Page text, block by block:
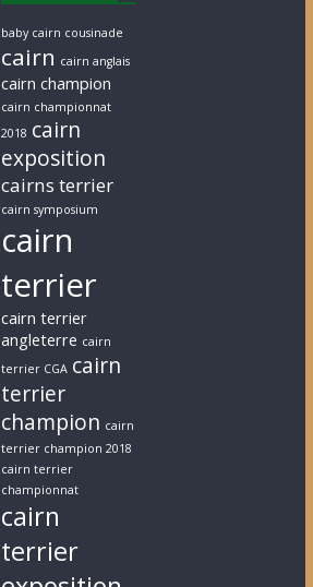
baby cairn cousinade
cairn cairn anglais
cairn champion
cairn championnat
2018 cairn
exposition
cairns terrier
cairn symposium
cairn
terrier
cairn terrier
angleterre cairn
terrier CGA cairn
terrier
champion cairn
terrier champion 2018
cairn terrier
championnat
cairn
terrier